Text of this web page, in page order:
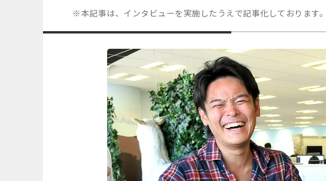
※本記事は、インタビューを実施したうえで記事化しております。